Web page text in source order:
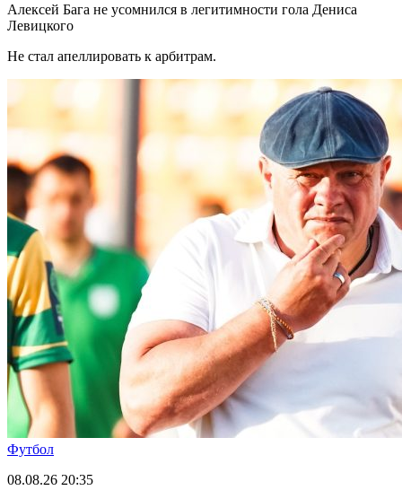
Алексей Бага не усомнился в легитимности гола Дениса
Левицкого
Не стал апеллировать к арбитрам.
Футбол
08.08.26 20:35